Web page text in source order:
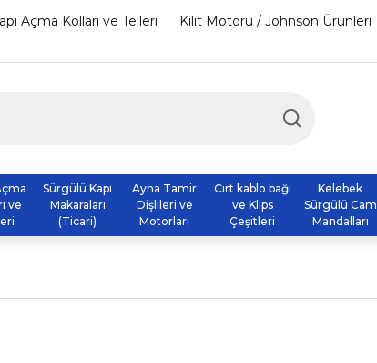
Açma Kolları ve Telleri Kilit Motoru / Johnson Ürünleri
ve
Sürgülü Kapı
Makaraları
(Ticari)
Ayna Tamir
Dişlileri ve
Motorları
Cırt kablo bağı
ve Klips
Çeşitleri
Kelebek
Sürgülü Cam
Mandalları